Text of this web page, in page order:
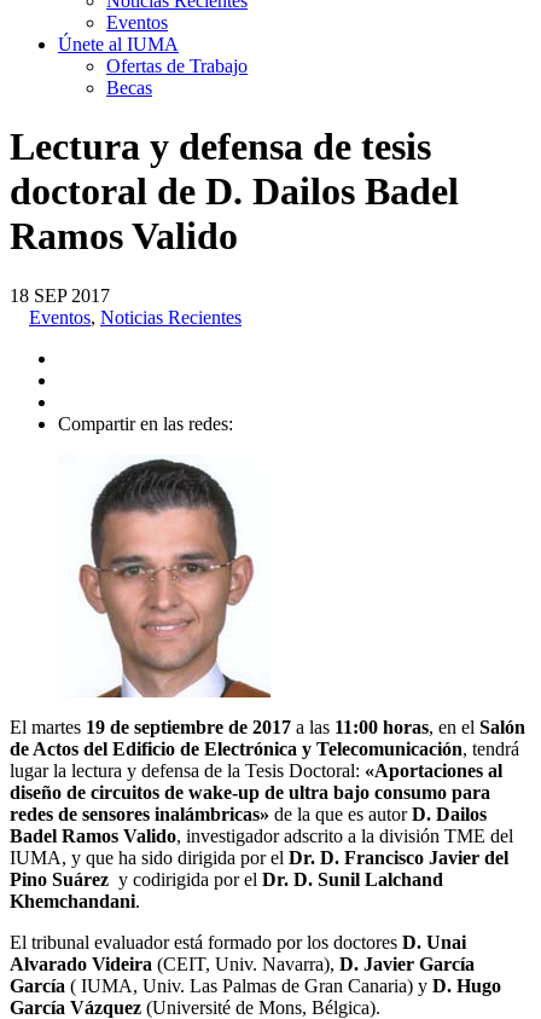
Eventos
Únete al IUMA
Ofertas de Trabajo
Becas
Lectura y defensa de tesis
doctoral de D. Dailos Badel
Ramos Valido
18 SEP 2017
Eventos, Noticias Recientes
Compartir en las redes:
El martes 19 de septiembre de 2017 a las 11:00 horas, en el Salón
de Actos del Edificio de Electrónica y Telecomunicación, tendrá
lugar la lectura y defensa de la Tesis Doctoral: «Aportaciones al
diseño de circuitos de wake-up de ultra bajo consumo para
redes de sensores inalámbricas» de la que es autorD. Dailos
Badel Ramos Valido, investigador adscrito a la división TME del
IUMA, y que ha sido dirigida por el Dr. D. Francisco Javier del
Pino Suárez y codirigida por el Dr. D. Sunil Lalchand
Khemchandani.
El tribunal evaluador está formado por los doctores D. Unai
Alvarado Videira (CEIT, Univ. Navarra), D. Javier García
García ( IUMA, Univ. Las Palmas de Gran Canaria) y D. Hugo
García Vázquez (Université de Mons, Bélgica).